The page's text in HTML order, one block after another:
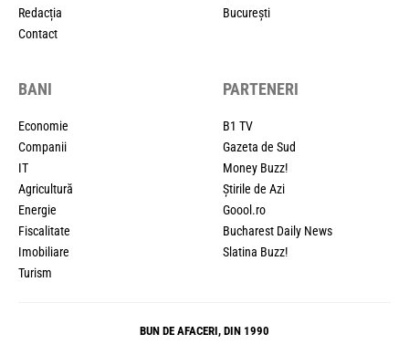
Redacția
Contact
București
BANI
Economie
Companii
IT
Agricultură
Energie
Fiscalitate
Imobiliare
Turism
PARTENERI
B1 TV
Gazeta de Sud
Money Buzz!
Știrile de Azi
Goool.ro
Bucharest Daily News
Slatina Buzz!
BUN DE AFACERI, DIN 1990